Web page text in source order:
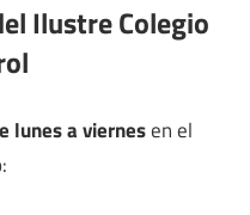
Ilustre Colegio
lunes a viernesen el